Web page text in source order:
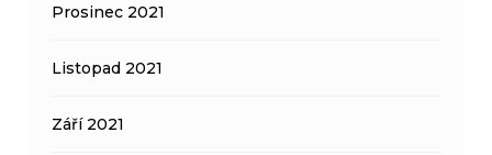
Prosinec 2021
Listopad 2021
Září 2021